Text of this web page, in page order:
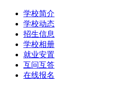
学校简介
学校动态
招生信息
学校相册
就业安置
互问互答
在线报名